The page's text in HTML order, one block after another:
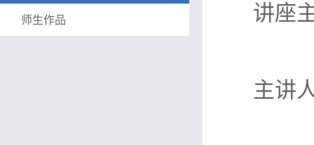
师生作品 讲座
主讲